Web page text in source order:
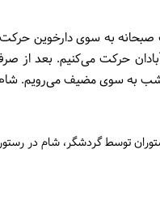
به سوی دارخوین حرکت
حرکت می‌کنیم. بعد از
شب به سوی مضیف می‌رویم.
توسط گردشگر شام در